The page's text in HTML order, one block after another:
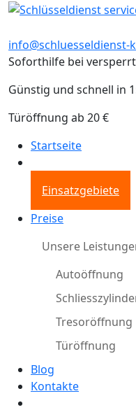
info@schluesseldienst-
Soforthilfe bei
Günstig und schnell in
Türöffnung ab 20 €
Startseite
Einsatzgebiete
Preise
Unsere
Autoöffnung
Tresoröffnung
Türöffnung
Blog
Kontakte